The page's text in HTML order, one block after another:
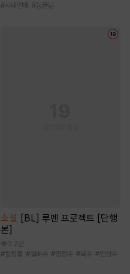
#사내연애 #능글남
소설
[BL] 루멘 프로젝트 [단행
본]
2.2만
#힐링물 #얼빠수 #명랑수 #복수 #연상수